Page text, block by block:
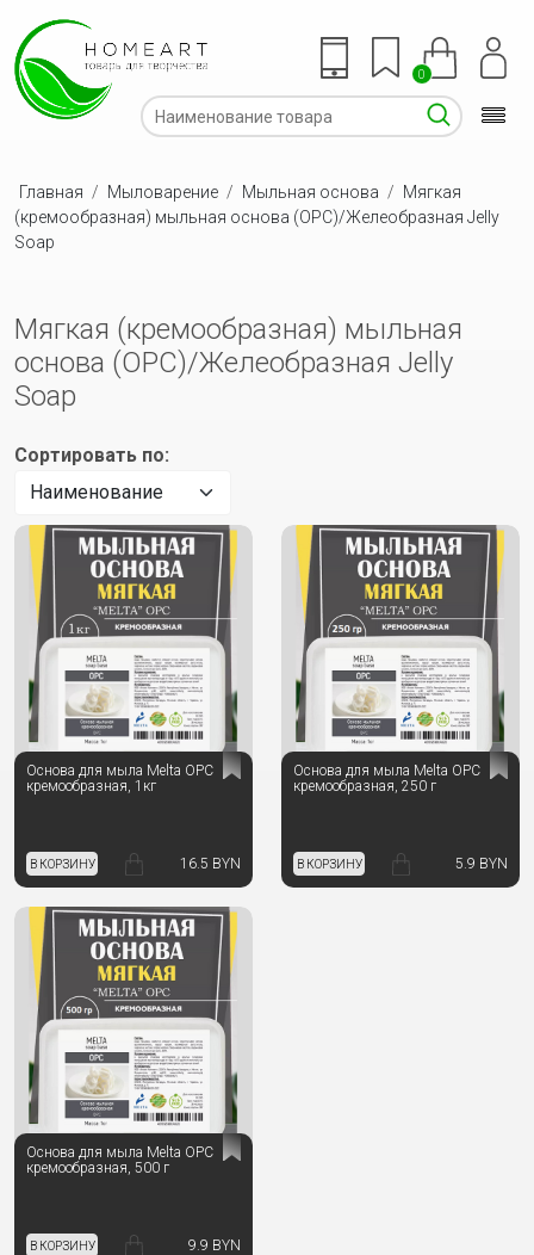
0
Главная / Мыловарение / Мыльная основа / Мягкая
(кремообразная) мыльная основа (OPC)/Желеобразная Jelly
Soap
Мягкая (кремообразная) мыльная
основа (OPC)/Желеобразная Jelly
Soap
Сортировать по:
Основа для мыла Melta OPC
кремообразная, 1кг
В КОРЗИНУ 16.5 BYN
Основа для мыла Melta OPC
кремообразная, 250 г
В КОРЗИНУ 5.9 BYN
Основа для мыла Melta OPC
кремообразная, 500 г
В КОРЗИНУ 9.9 BYN